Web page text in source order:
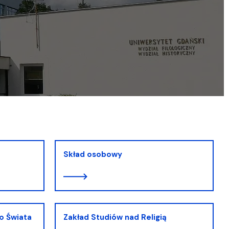
Skład osobowy
Świata
Zakład Studiów nad Religią